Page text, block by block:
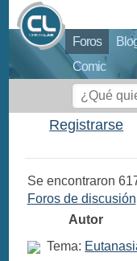
Foros
Comic
Registrarse
Se encontraron
Foros de discusión
Autor
Tema: